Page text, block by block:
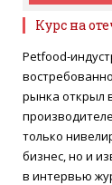
Курс на
Petfood-
рынка открыл
только
бизнес, но и
в интервью